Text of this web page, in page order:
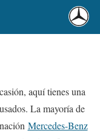
aquí tienes una
La mayoría de
Mercedes-Benz